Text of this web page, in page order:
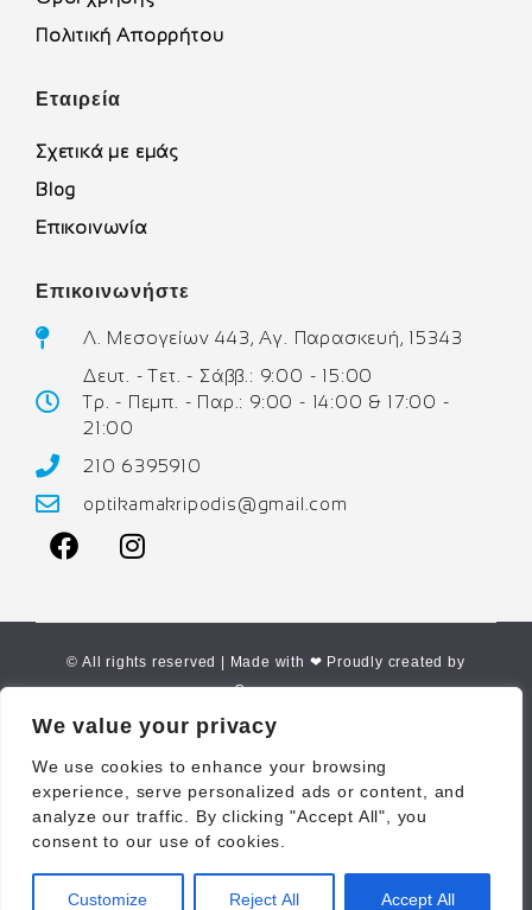
We value your privacy
We use cookies to enhance your browsing
experience, serve personalized ads or content, and
analyze our traffic. By clicking "Accept All", you
consent to our use of cookies.
Customize Reject All Accept All
Πολιτική Απορρήτου
Εταιρεία
Σχετικά με εμάς
Blog
Επικοινωνία
Επικοινωνήστε
Λ. Μεσογείων 443, Αγ. Παρασκευή, 15343
Δευτ. - Τετ. - Σάββ.: 9:00 - 15:00
Τρ. - Πεμπ. - Παρ.: 9:00 - 14:00 & 17:00 -
21:00
210 6395910
optikamakripodis@gmail.com
© All rights reserved | Made with ❤ Proudly created by
Corne.gr